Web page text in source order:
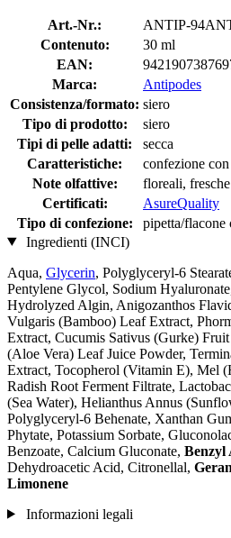
Art.-Nr.:
ANTIP-
Contenuto:
30 ml
EAN:
Marca:
Antipodes
Consistenza/formato: siero
Tipo di prodotto:
siero
Tipi di pelle adatti:
secca
Caratteristiche:
confezione
Note olfattive:
floreali, fresche
Certificati:
AsureQuality
Tipo di confezione:
pipetta/flacone
Ingredienti (INCI)
Aqua, Glycerin, Polyglyceryl-6
Pentylene Glycol, Sodium
Hydrolyzed Algin, Anigozanthos
Vulgaris (Bamboo) Leaf Extract,
Extract, Cucumis Sativus (Gurke)
(Aloe Vera) Leaf Juice Powder,
Extract, Tocopherol (Vitamin E), Mel
Radish Root Ferment Filtrate,
(Sea Water), Helianthus Annus
Polyglyceryl-6 Behenate, Xanthan
Phytate, Potassium Sorbate,
Benzoate, Calcium Gluconate, Benzyl
Dehydroacetic Acid, Citronellal,
Limonene
Informazioni legali